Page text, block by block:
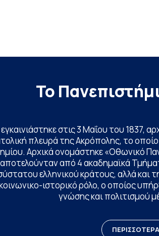
Το
στις 3 Μαΐου του 1837,
πλευρά της Ακρόπολης, το οποίο
Αρχικά ονομάστηκε «Οθωνικό
από 4 ακαδημαϊκά
ελληνικού κράτους, αλλά και
ιστορικό ρόλο, ο οποίος
γνώσης και πολιτισμού
ΠΕΡΙΣΣΟΤΕΡΑ